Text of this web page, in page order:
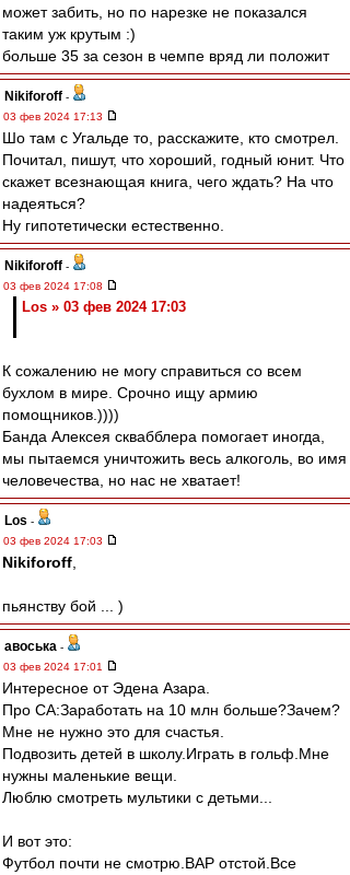
может забить, но по нарезке не показался
таким уж крутым :)
больше 35 за сезон в чемпе вряд ли положит
Nikiforoff -
03 фев 2024 17:13
Шо там с Угальде то, расскажите, кто смотрел.
Почитал, пишут, что хороший, годный юнит. Что
скажет всезнающая книга, чего ждать? На что
надеяться?
Ну гипотетически естественно.
Nikiforoff -
03 фев 2024 17:08
Los » 03 фев 2024 17:03
К сожалению не могу справиться со всем
бухлом в мире. Срочно ищу армию
помощников.))))
Банда Алексея сквабблера помогает иногда,
мы пытаемся уничтожить весь алкоголь, во имя
человечества, но нас не хватает!
Los -
03 фев 2024 17:03
Nikiforoff
пьянству бой ... )
авоська -
03 фев 2024 17:01
Интересное от Эдена Азара.
Про СА:Заработать на 10 млн больше?Зачем?
Мне не нужно это для счастья.
Подвозить детей в школу.Играть в гольф.Мне
нужны маленькие вещи.
Люблю смотреть мультики с детьми...
И вот это:
Футбол почти не смотрю.ВАР отстой.Все